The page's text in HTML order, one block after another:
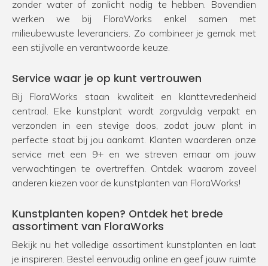
zonder water of zonlicht nodig te hebben. Bovendien
werken we bij FloraWorks enkel samen met
milieubewuste leveranciers. Zo combineer je gemak met
een stijlvolle en verantwoorde keuze.
Service waar je op kunt vertrouwen
Bij FloraWorks staan kwaliteit en klanttevredenheid
centraal. Elke kunstplant wordt zorgvuldig verpakt en
verzonden in een stevige doos, zodat jouw plant in
perfecte staat bij jou aankomt. Klanten waarderen onze
service met een 9+ en we streven ernaar om jouw
verwachtingen te overtreffen. Ontdek waarom zoveel
anderen kiezen voor de kunstplanten van FloraWorks!
Kunstplanten kopen? Ontdek het brede
assortiment van FloraWorks
Bekijk nu het volledige assortiment kunstplanten en laat
je inspireren. Bestel eenvoudig online en geef jouw ruimte